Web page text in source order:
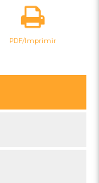
PDF/Imprimir